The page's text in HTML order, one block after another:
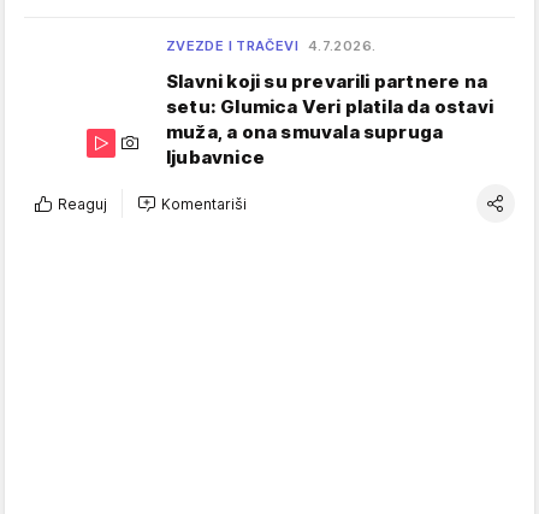
ZVEZDE I TRAČEVI 4.7.2026.
Slavni koji su prevarili partnere na
setu: Glumica Veri platila da ostavi
muža, a ona smuvala supruga
ljubavnice
Reaguj Komentariši